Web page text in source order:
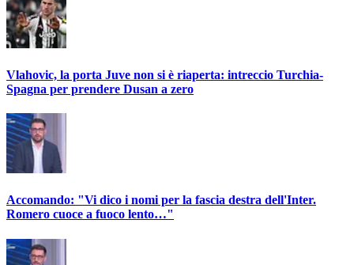
Vlahovic, la porta Juve non si è riaperta: intreccio Turchia-
Spagna per prendere Dusan a zero
Accomando: "Vi dico i nomi per la fascia destra dell'Inter.
Romero cuoce a fuoco lento…"